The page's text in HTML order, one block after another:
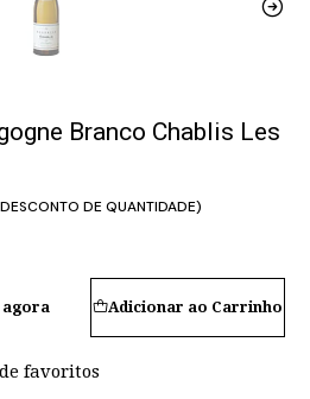
Branco Chablis Les
DE QUANTIDADE)
Adicionar ao Carrinho
favoritos